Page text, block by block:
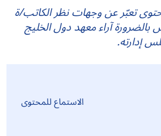
تعبّر عن وجهات نظر الكاتب/ة
آراء معهد دول الخليج
إدارته.
الاستماع للمحتوى